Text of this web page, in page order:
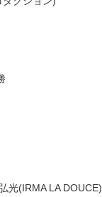
光(IRMA LA DOUCE)